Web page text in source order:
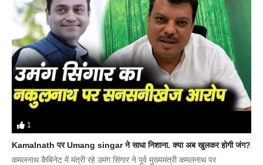
1
Kamalnath पर Umang singar ने साधा निशाना. क्या अब खुलकर होगी जंग?
कमलनाथ कैबिनेट में मंत्री रहे उमंग सिंगार ने पूर्व मुख्यमंत्री कमलनाथ पर